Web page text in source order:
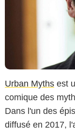
Urban Myths est
comique des
Dans l'un des
diffusé en 2017,